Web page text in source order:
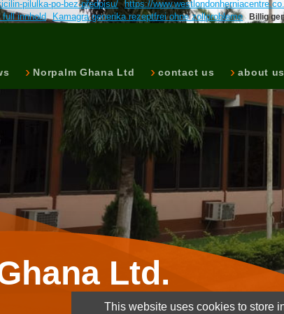
pilulka-po-bez-předpisu/ https://
full innhold Kamagra generika rezeptfrei ohne zollprobleme Billig
Norpalm Ghana Ltd contact us about us
Ltd.
This website uses cookies to store